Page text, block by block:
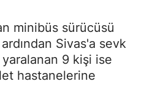
minibüs sürücüsü
Sivas'a sevk
9 kişi ise
hastanelerine